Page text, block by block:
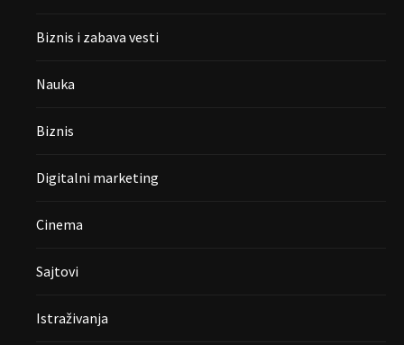
Biznis i zabava vesti
Nauka
Biznis
Digitalni marketing
Cinema
Sajtovi
Istraživanja